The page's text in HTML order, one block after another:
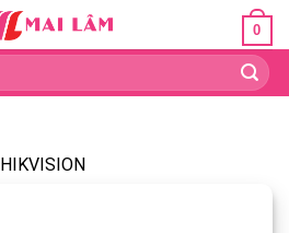
0
HIKVISION